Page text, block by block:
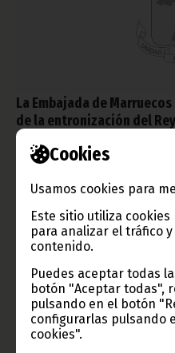
Cookies
Usamos cookies para
Este sitio utiliza
para analizar el tráfico
contenido.
Puedes aceptar todas
botón "Aceptar todas",
pulsando en el botón
configurarlas pulsando
cookies".
La Embajada de
de la entronización del Rey
agosto 02, 2011
El pasado sábado 30 de julio,
Guinea Ecuatorial organizó
Agosto de Malabo. El motivo
conmemoración del
del Rey marroquí, Mohamed
Noticias